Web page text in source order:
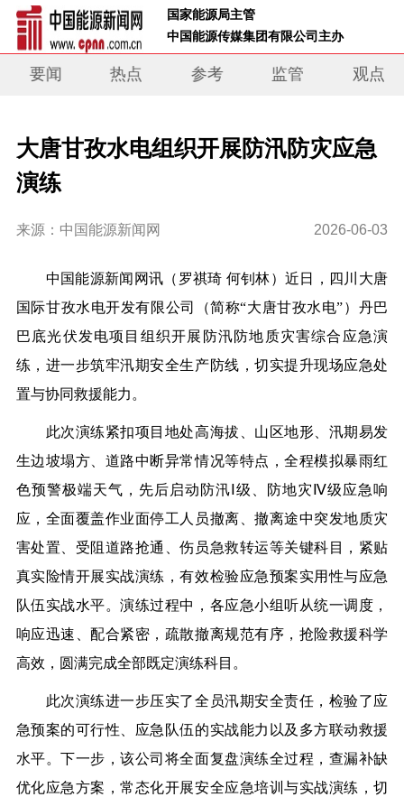
国家能源局主管
中国能源传媒集团有限公司主办
要闻 热点 参考 监管 观点
大唐甘孜水电组织开展防汛防灾应急
演练
来源：中国能源新闻网 2026-06-03
中国能源新闻网讯（ 罗祺琦 何钊林）近日，四川大唐
国际甘孜水电开发有限公司（简称“大唐甘孜水电”）丹巴
巴底光伏发电项目组织开展防汛防地质灾害综合应急演
练，进一步筑牢汛期安全生产防线，切实提升现场应急处
置与协同救援能力。
此次演练紧扣项目地处高海拔、山区地形、汛期易发
生边坡塌方、道路中断异常情况等特点，全程模拟暴雨红
色预警极端天气，先后启动防汛Ⅰ级、防地灾Ⅳ级应急响
应，全面覆盖作业面停工人员撤离、撤离途中突发地质灾
害处置、受阻道路抢通、伤员急救转运等关键科目，紧贴
真实险情开展实战演练，有效检验应急预案实用性与应急
队伍实战水平。演练过程中，各应急小组听从统一调度，
响应迅速、配合紧密，疏散撤离规范有序，抢险救援科学
高效，圆满完成全部既定演练科目。
此次演练进一步压实了全员汛期安全责任，检验了应
急预案的可行性、应急队伍的实战能力以及多方联动救援
水平。下一步，该公司将全面复盘演练全过程，查漏补缺
优化应急方案，常态化开展安全应急培训与实战演练，切